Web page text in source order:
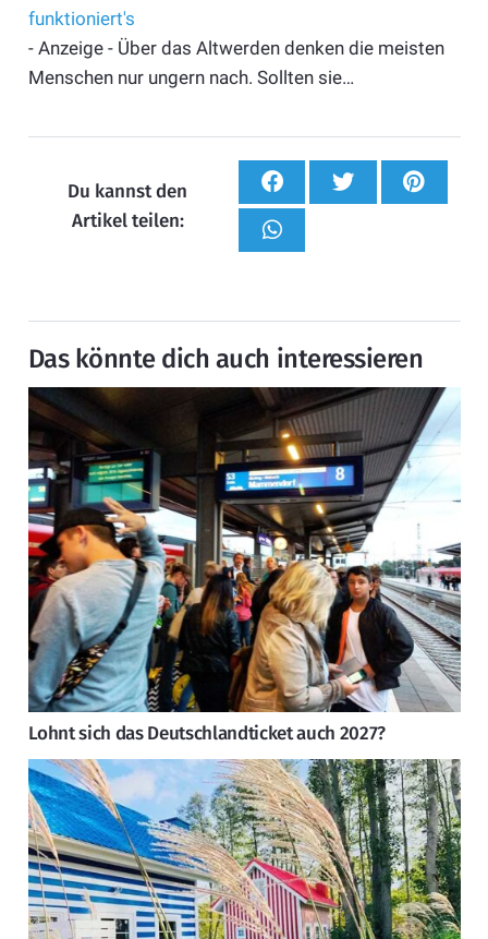
funktioniert's
- Anzeige - Über das Altwerden denken die meisten
Menschen nur ungern nach. Sollten sie…
Du kannst den
Artikel teilen:
Das könnte dich auch interessieren
Lohnt sich das Deutschlandticket auch 2027?